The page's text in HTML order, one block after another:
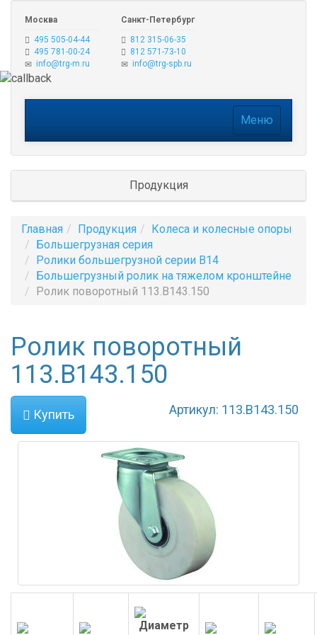
Москва
495 505-04-44
495 781-00-24
info@trg-m.ru
Санкт-Петербург
812 315-06-35
812 571-73-10
info@trg-spb.ru
Меню
Продукция
Главная Продукция
Колеса и колесные опоры
Большегрузная серия
Ролики большегрузной серии B14
Большегрузный ролик на тяжелом кронштейне
Ролик поворотный 113.B143.150
Ролик поворотный
113.B143.150
Купить Артикул: 113.B143.150